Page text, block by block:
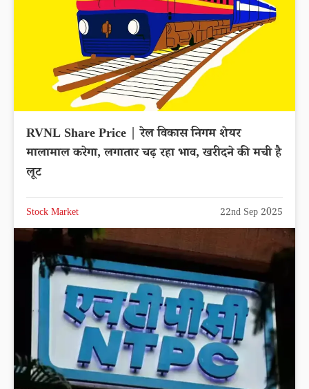
RVNL Share Price | रेल विकास निगम शेयर
मालामाल करेगा, लगातार चढ़ रहा भाव, खरीदने की मची है
लूट
Stock Market 22nd Sep 2025